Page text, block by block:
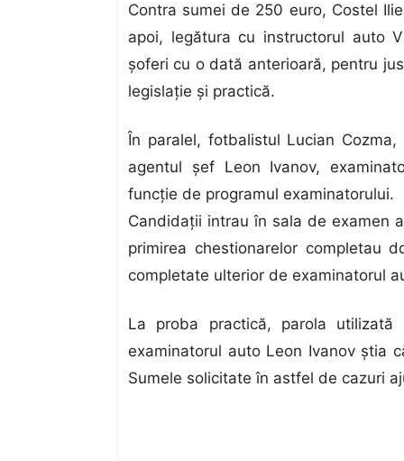
Contra sumei de 250 euro, Costel
apoi, legătura cu instructorul auto
şoferi cu o dată anterioară, pentru
legislaţie şi practică.
În paralel, fotbalistul Lucian
agentul şef Leon Ivanov,
funcţie de programul examinatorului.
Candidaţii intrau în sala de examen
primirea chestionarelor completau
completate ulterior de examinatorul
La proba practică, parola
examinatorul auto Leon Ivanov ştia
Sumele solicitate în astfel de cazuri